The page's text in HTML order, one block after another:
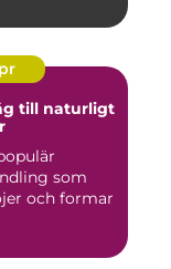
till naturligt
som
och formar